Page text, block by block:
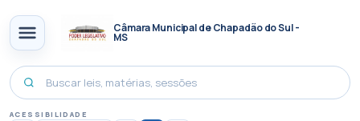
Câmara Municipal de Chapadão do Sul -
MS
ACESSIBILIDADE